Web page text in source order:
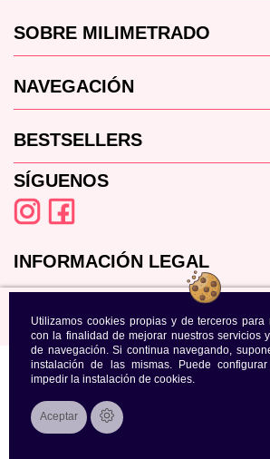
Utilizamos cookies propias y de terceros para
con la finalidad de mejorar nuestros servicios
de navegación. Si continua navegando,
instalación de las mismas. Puede
impedir la instalación de cookies.
Aceptar
SOBRE MILIMETRADO
NAVEGACIÓN
BESTSELLERS
SÍGUENOS
INFORMACIÓN LEGAL